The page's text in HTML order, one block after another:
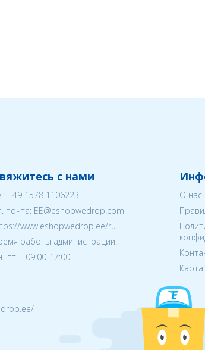
с нами
+49 1578 1106223
почта: EE@eshopwedrop.com
www.eshopwedrop.ee/ru
работы администрации:
пт. - 09:00-17:00
О нас
Карта